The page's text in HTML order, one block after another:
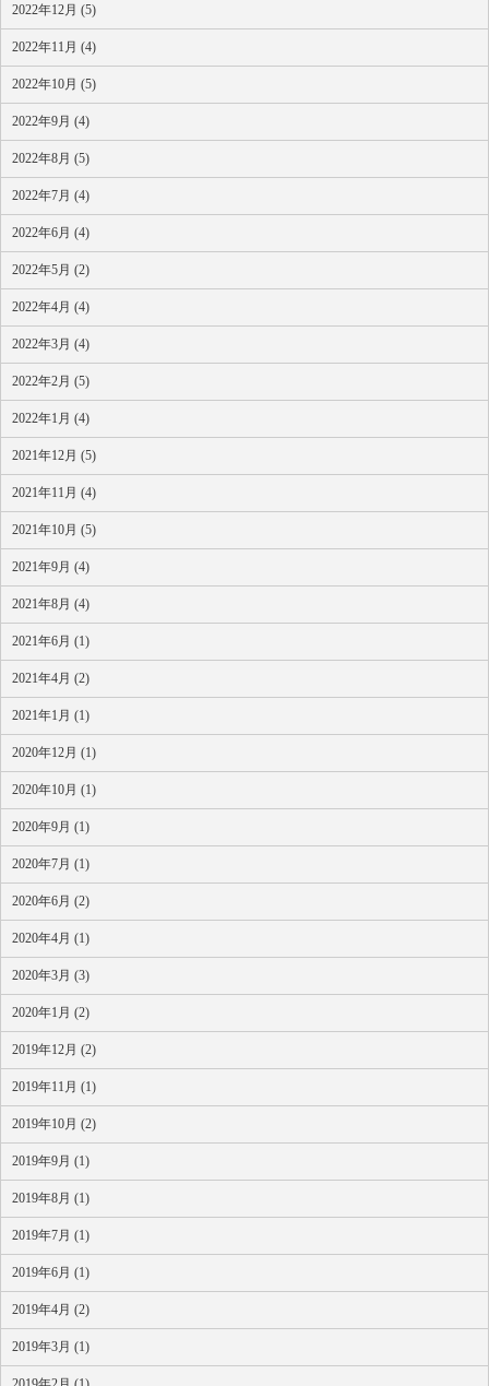
2022年12月 (5)
2022年11月 (4)
2022年10月 (5)
2022年9月 (4)
2022年8月 (5)
2022年7月 (4)
2022年6月 (4)
2022年5月 (2)
2022年4月 (4)
2022年3月 (4)
2022年2月 (5)
2022年1月 (4)
2021年12月 (5)
2021年11月 (4)
2021年10月 (5)
2021年9月 (4)
2021年8月 (4)
2021年6月 (1)
2021年4月 (2)
2021年1月 (1)
2020年12月 (1)
2020年10月 (1)
2020年9月 (1)
2020年7月 (1)
2020年6月 (2)
2020年4月 (1)
2020年3月 (3)
2020年1月 (2)
2019年12月 (2)
2019年11月 (1)
2019年10月 (2)
2019年9月 (1)
2019年8月 (1)
2019年7月 (1)
2019年6月 (1)
2019年4月 (2)
2019年3月 (1)